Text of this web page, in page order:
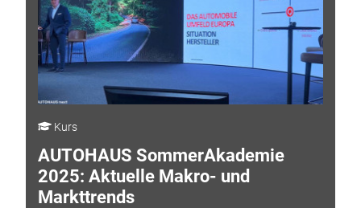
Kurs
AUTOHAUS SommerAkademie
2025: Aktuelle Makro- und
Markttrends